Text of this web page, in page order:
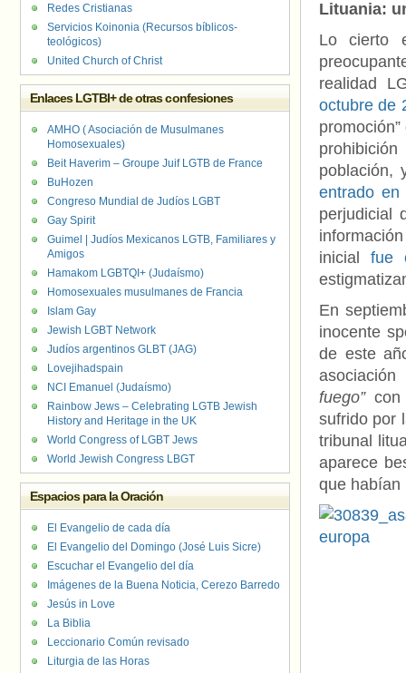
Lituania:
Lo cierto
realidad
octubre de
población,
entrado en
perjudicial
inicial fue
En
inocente
de este
fuego”
sufrido por
tribunal
aparece
que habían
Redes Cristianas
Servicios Koinonia (Recursos bíblicos-
teológicos)
United Church of Christ
Enlaces LGTBI+ de otras confesiones
AMHO ( Asociación de Musulmanes
Homosexuales)
Beit Haverim – Groupe Juif LGTB de France
BuHozen
Congreso Mundial de Judíos LGBT
Gay Spirit
Guimel | Judíos Mexicanos LGTB, Familiares y
Amigos
Hamakom LGBTQI+ (Judaísmo)
Homosexuales musulmanes de Francia
Islam Gay
Jewish LGBT Network
Judíos argentinos GLBT (JAG)
Lovejihadspain
NCI Emanuel (Judaísmo)
Rainbow Jews – Celebrating LGTB Jewish
History and Heritage in the UK
World Congress of LGBT Jews
World Jewish Congress LBGT
Espacios para la Oración
El Evangelio de cada día
El Evangelio del Domingo (José Luis Sicre)
Escuchar el Evangelio del día
Imágenes de la Buena Noticia, Cerezo Barredo
Jesús in Love
La Biblia
Leccionario Común revisado
Liturgia de las Horas